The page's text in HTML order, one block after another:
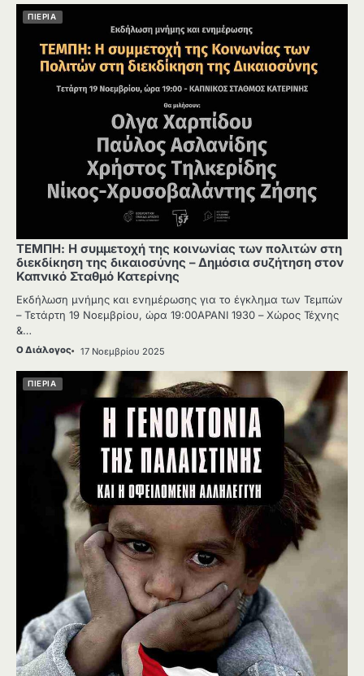
ΠΙΕΡΙΑ
ΤΕΜΠΗ: Η συμμετοχή της κοινωνίας των πολιτών στη
διεκδίκηση της δικαιοσύνης – Δημόσια συζήτηση στον
Καπνικό Σταθμό Κατερίνης
Εκδήλωση μνήμης και ενημέρωσης για το έγκλημα των Τεμπών
– Τετάρτη 19 Νοεμβρίου, ώρα 19:00ΑΡΑΝΙ 1930 – Χώρος Τέχνης
&…
Ο Διάλογος 17 Νοεμβρίου 2025
ΠΙΕΡΙΑ